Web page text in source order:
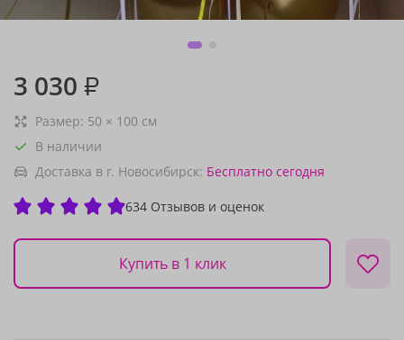
3 030 ₽
Размер: 50 × 100 см
В наличии
Доставка в г. Новосибирск: Бесплатно сегодня
634 Отзывов и оценок
Купить в 1 клик